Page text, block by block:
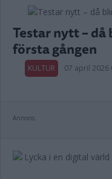
Testar nytt –
första gången
KULTUR 07 april 2026
Annons: